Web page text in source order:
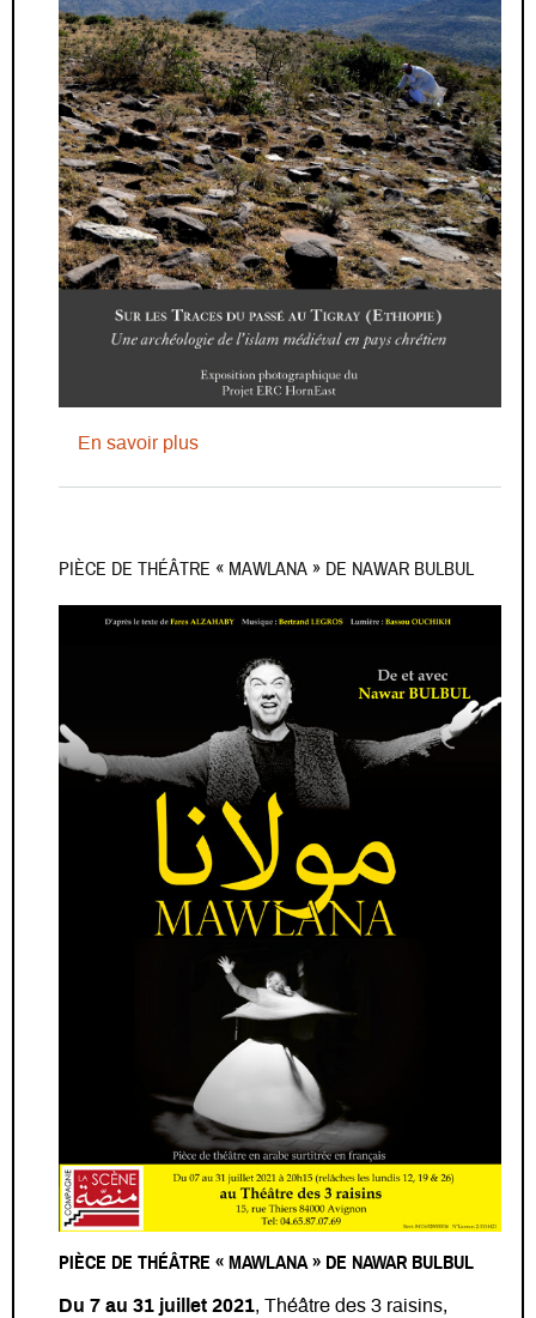
En savoir plussur Exposition photographique - Sur
PIÈCE DE THÉÂTRE « MAWLANA » DE NAWAR BULBUL
PIÈCE DE THÉÂTRE « MAWLANA » DE NAWAR BULBUL
Du 7 au 31 juillet 2021, Théâtre des 3 raisins,